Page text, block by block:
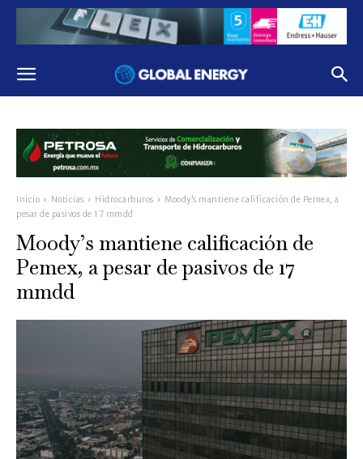
Inicio Noticias Hidrocarburos
Moody’s mantiene calificación de Pemex, a
pesar de pasivos de 17 mmdd
Moody’s mantiene calificación de
Pemex, a pesar de pasivos de 17
mmdd